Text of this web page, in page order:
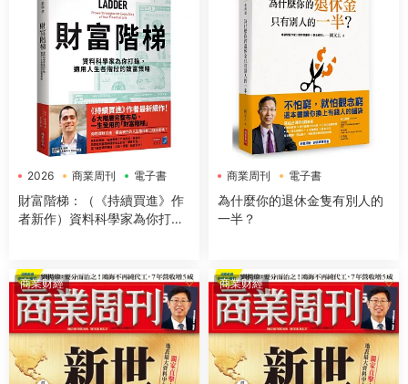
2026 商業周刊 電子書
財富階梯：（《持續買進》作
者新作）資料科學家為你打
商業周刊 電子書
為什麼你的退休金隻有別人的
一半？
商業财經 商業财經